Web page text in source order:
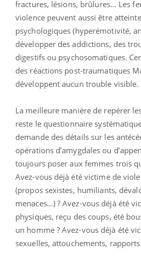
fractures, lésions, brûlures… Les
violence peuvent aussi être
psychologiques (hyperémotivité,
développer des addictions, des
digestifs ou psychosomatiques.
des réactions post-traumatiques
développent aucun trouble visible.
La meilleure manière de repérer
reste le questionnaire
demande des détails sur les
opérations d’amygdales ou
toujours poser aux femmes trois
Avez-vous déjà été victime de
(propos sexistes, humiliants,
menaces…) ? Avez-vous déjà été
physiques, reçu des coups, été
un homme ? Avez-vous déjà été
sexuelles, attouchements,